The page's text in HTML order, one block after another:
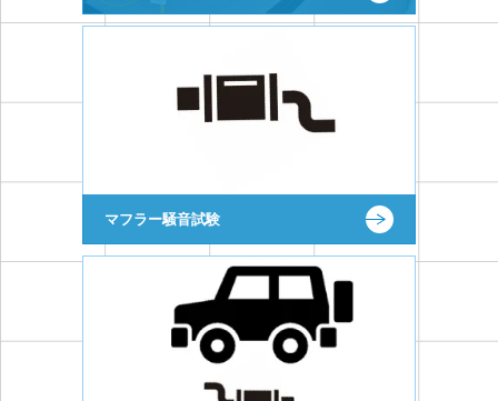
マフラー騒音試験